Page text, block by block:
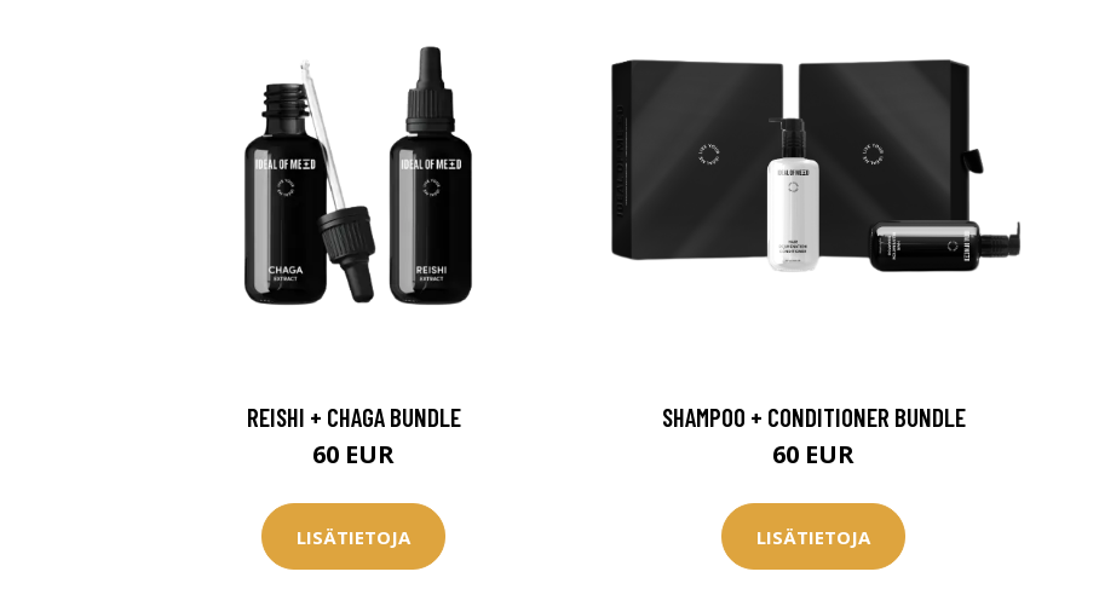
REISHI + CHAGA BUNDLE
60 EUR
LISÄTIETOJA
SHAMPOO + CONDITIONER BUNDLE
60 EUR
LISÄTIETOJA